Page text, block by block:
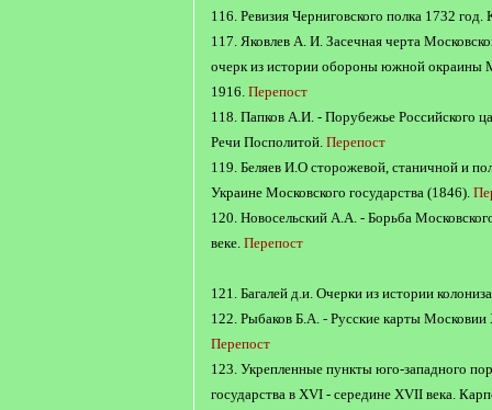
116. Ревизия Черниговского полка 1732
117. Яковлев А. И. Засечная черта
очерк из истории обороны южной окраины
1916. Перепост
118. Папков А.И. - Порубежье Российского
Речи Посполитой. Перепост
119. Беляев И.О сторожевой, станичной и
Украине Московского государства (1846).
120. Новосельский А.А. - Борьба
веке. Перепост
121. Багалей д.и. Очерки из истории
122. Рыбаков Б.А. - Русские карты Московии
Перепост
123. Укрепленные пункты юго-западного
государства в XVI - середине XVII века.